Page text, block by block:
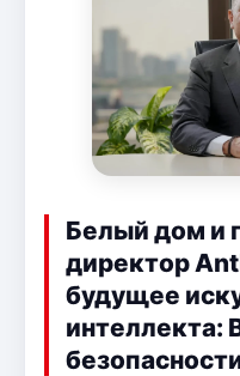
Белый дом и
директор
будущее
интеллекта: